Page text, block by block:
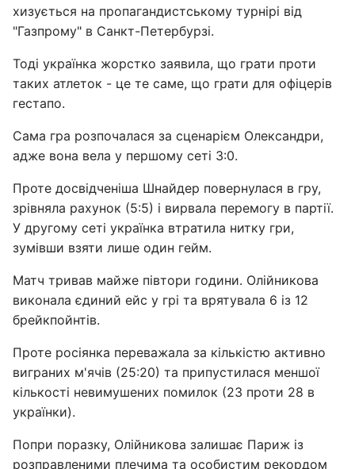
хизується на пропагандистському турнірі від
"Газпрому" в Санкт-Петербурзі.
Тоді українка жорстко заявила, що грати проти
таких атлеток - це те саме, що грати для офіцерів
гестапо.
Сама гра розпочалася за сценарієм Олександри,
адже вона вела у першому сеті 3:0.
Проте досвідченіша Шнайдер повернулася в гру,
зрівняла рахунок (5:5) і вирвала перемогу в партії.
У другому сеті українка втратила нитку гри,
зумівши взяти лише один гейм.
Матч тривав майже півтори години. Олійникова
виконала єдиний ейс у грі та врятувала 6 із 12
брейкпойнтів.
Проте росіянка переважала за кількістю активно
виграних м'ячів (25:20) та припустилася меншої
кількості невимушених помилок (23 проти 28 в
українки).
Попри поразку, Олійникова залишає Париж із
розправленими плечима та особистим рекордом